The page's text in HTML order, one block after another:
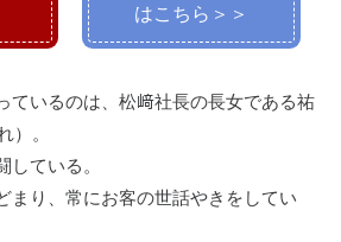
はこちら＞＞
ているのは、松﨑社長の長女である祐
）。
している。
まり、常にお客の世話やきをしてい